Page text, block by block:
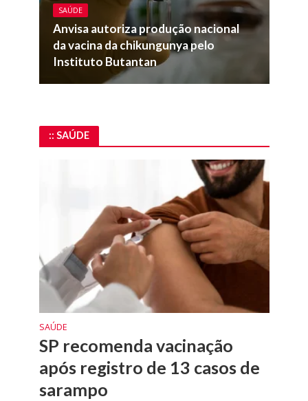
SAÚDE
Anvisa autoriza produção nacional
da vacina da chikungunya pelo
Instituto Butantan
:: SAÚDE
SAÚDE
SP recomenda vacinação
após registro de 13 casos de
sarampo